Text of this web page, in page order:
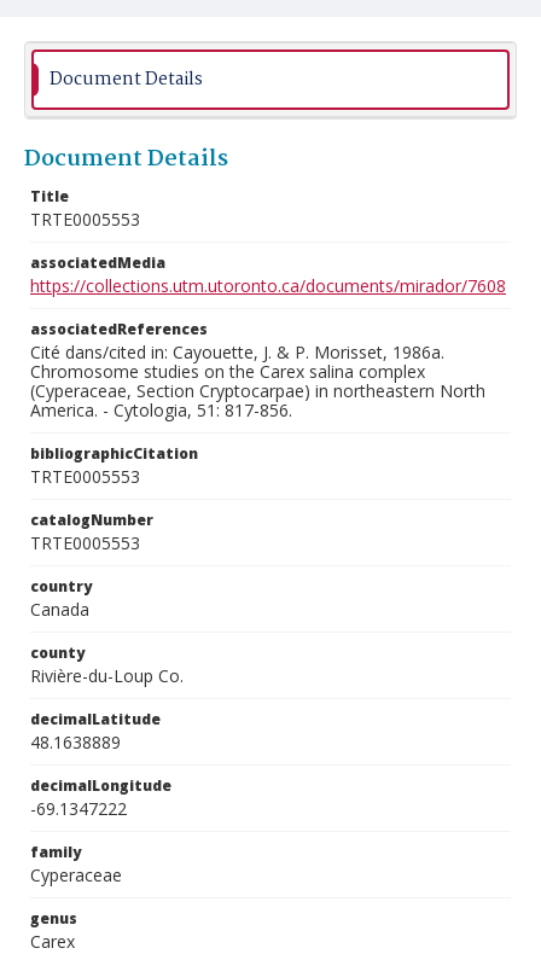
Document Details
Document Details
Title
TRTE0005553
associatedMedia
https://collections.utm.utoronto.ca/documents/mirador/7608
associatedReferences
Cité dans/cited in: Cayouette, J. & P. Morisset, 1986a.
Chromosome studies on the Carex salina complex
(Cyperaceae, Section Cryptocarpae) in northeastern North
America. - Cytologia, 51: 817-856.
bibliographicCitation
TRTE0005553
catalogNumber
TRTE0005553
country
Canada
county
Rivière-du-Loup Co.
decimalLatitude
48.1638889
decimalLongitude
-69.1347222
family
Cyperaceae
genus
Carex